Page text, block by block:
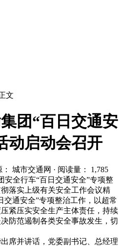
文
团“百日交通安
动启动会召开
： 城市交通网 · 阅读量： 1,785
安全行车“百日交通安全”专项整
落实上级有关安全工作会议精
交通安全”专项整治工作，以超常
紧压实安全生产主体责任，持续
防范遏制各类安全事故发生，切
席并讲话，党委副书记、总经理